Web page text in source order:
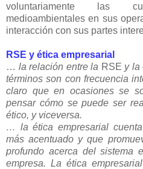
voluntariamente las
medioambientales en sus
interacción con sus partes
RSE y ética empresarial
… la relación entre la RSE y la
términos son con frecuencia
claro que en ocasiones se
pensar cómo se puede ser
ético, y viceversa.
… la ética empresarial
más acentuado y que
profundo acerca del sistema
empresa. La ética